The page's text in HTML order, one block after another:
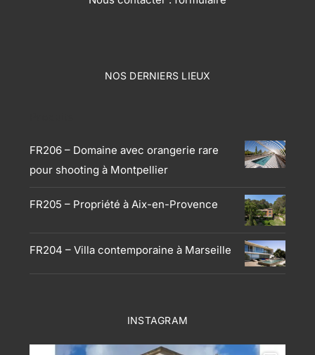
NOS DERNIERS LIEUX
FR206 – Domaine avec orangerie rare
pour shooting à Montpellier
FR205 – Propriété à Aix-en-Provence
FR204 – Villa contemporaine à Marseille
INSTAGRAM